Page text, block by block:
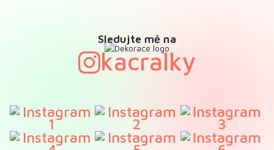
Sledujte mě na
kacralky